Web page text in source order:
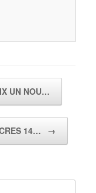
UN NOU…
14… →